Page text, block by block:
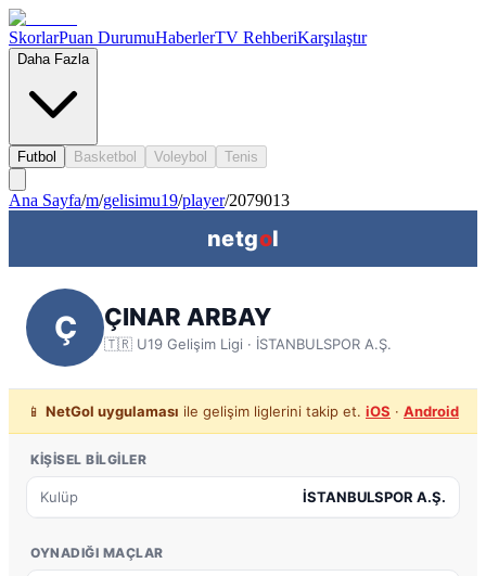
SkorlarPuan DurumuHaberlerTV RehberiKarşılaştır
Daha Fazla
Futbol Basketbol Voleybol Tenis
Ana Sayfa/m/gelisimu19/player/2079013
netgol
Ç ÇINAR ARBAY
🇹🇷 U19 Gelişim Ligi · İSTANBULSPOR A.Ş.
📱 NetGol uygulaması ile gelişim liglerini takip et. iOS · Android
KIŞISEL BILGILER
Kulüp İSTANBULSPOR A.Ş.
OYNADIĞI MAÇLAR